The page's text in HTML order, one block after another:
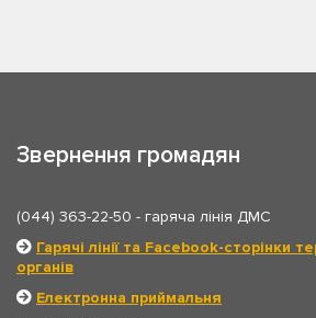
Звернення громадян
(044) 363-22-50 - гаряча лінія ДМС
Гарячі лінії та Facebook-сторінки
органів
Електронна приймальня